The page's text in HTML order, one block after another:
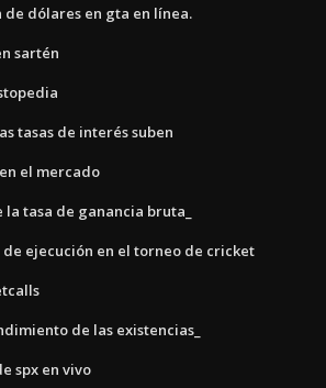
de dólares en gta en línea.
sartén
tasas de interés suben
el mercado
tasa de ganancia bruta_
de ejecución en el torneo de cricket
de las existencias_
spx en vivo